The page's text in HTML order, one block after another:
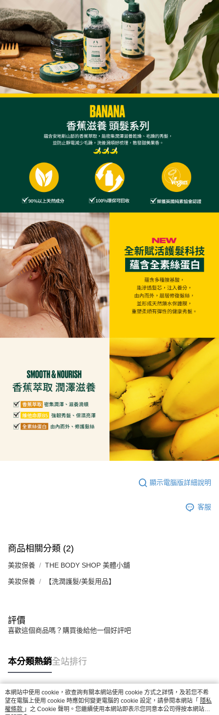
時審查核予不同之上限額度；若仍有額度不足之情形，本公司將視審查結果
請求用戶進行身份認證。
５．嚴禁一人註冊多個帳號或使用他人資訊註冊。若發現惡意使用之情形，
恩沛科技股份有限公司將有權停止該用戶之使用額度並採取法律行動。
顯示電腦版詳細說明
客服
商品相關分類 (2)
美妝保養 THE BODY SHOP 美體小舖
美妝保養 【洗潤護髮/美髮用品】
評價
喜歡這個商品嗎？購買後給他一個好評吧
本分類熱銷全站排行
熱門標籤
本網站中使用 cookie，欲查詢有關本網站使用 cookie 方式之詳情，及若您不希
望在電腦上使用 cookie 時應如何變更電腦的 cookie 設定，請參閱本網站「 隱私
權條款 」之 Cookie 聲明。您繼續使用本網站即表示您同意本公司得按本網站使